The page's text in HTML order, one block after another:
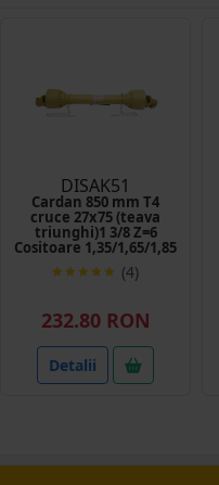
DISAK51
Cardan 850 mm T4
cruce 27x75 (teava
triunghi)1 3/8 Z=6
Cositoare 1,35/1,65/1,85
(4)
232.80 RON
Detalii